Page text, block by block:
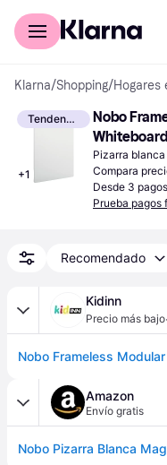
Comprar con Klarna
Klarna/Shopping/Hogares
Tendencia
+1
Nobo
Pizarra blanca
Compara
Desde 3
Prueba pagos
Recomendado
Kidinn
Precio más bajo·
Amazon
Envío gratis